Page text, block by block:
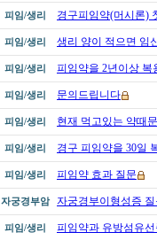
피임/생리 경구피임약(머시론)
피임/생리 생리 양이 적으면 임
피임/생리 피임약을 2년이상 복
피임/생리 문의드립니다
피임/생리 현재 먹고있는 약때
피임/생리 경구 피임약을 30일
피임/생리 피임약 효과 질문
자궁경부암 자궁경부이형성증
피임/생리 피임약과 유방섬유